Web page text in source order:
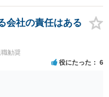
訴えることは難しいでし
度を超えた「ハラスメン
（不法行為に基づく損害
額でしょう。以前の解雇
収集などについてその先
。 質問３、退職を合意と
すが？ 回答 有効ではない
職」してほしいと考えて
会社の責任はある
職勧奨
役にたった 6